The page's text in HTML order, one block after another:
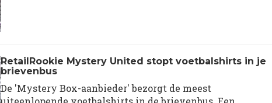
RetailRookie Mystery United stopt voetbalshirts in je
brievenbus
De 'Mystery Box-aanbieder' bezorgt de meest